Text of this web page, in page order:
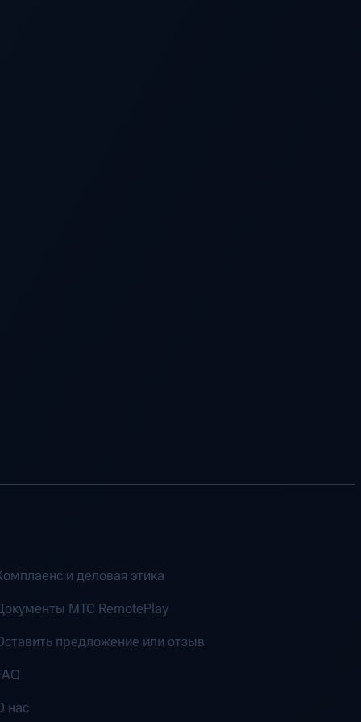
и деловая этика
MTC RemotePlay
предложение или отзыв
нас